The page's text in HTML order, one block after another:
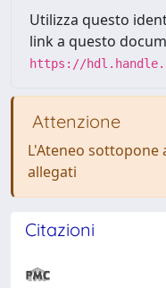
Utilizza questo
link a questo
https://
Attenzione
L'Ateneo sottopone
allegati
Citazioni